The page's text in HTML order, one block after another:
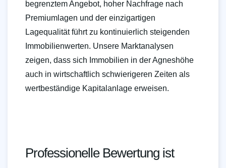
begrenztem Angebot, hoher Nachfrage nach
Premiumlagen und der einzigartigen
Lagequalität führt zu kontinuierlich steigenden
Immobilienwerten. Unsere Marktanalysen
zeigen, dass sich Immobilien in der Agneshöhe
auch in wirtschaftlich schwierigeren Zeiten als
wertbeständige Kapitalanlage erweisen.
Professionelle Bewertung ist